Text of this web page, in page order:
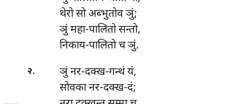
थेरो सो अब्भुतोव ञुं;
ञुं महा-पालितो सन्तो,
निकाय-पालितो च ञुं.
२. ञुंनर-दक्ख-गन्थं यं,
सोवका नर-दक्ख-दं;